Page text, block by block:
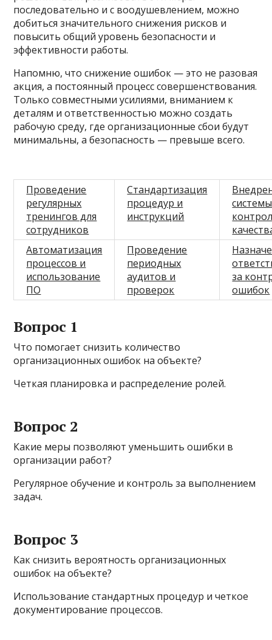
последовательно и с воодушевлением, можно
добиться значительного снижения рисков и
повысить общий уровень безопасности и
эффективности работы.
Напомню, что снижение ошибок — это не разовая
акция, а постоянный процесс совершенствования.
Только совместными усилиями, вниманием к
деталям и ответственностью можно создать
рабочую среду, где организационные сбои будут
минимальны, а безопасность — превыше всего.
Проведение
регулярных
тренингов для
сотрудников
Стандартизация
процедур и
инструкций
системы
Автоматизация
процессов и
использование
ПО
Проведение
периодных
аудитов и
проверок
за
ошибок
Вопрос 1
Что помогает снизить количество
организационных ошибок на объекте?
Четкая планировка и распределение ролей.
Вопрос 2
Какие меры позволяют уменьшить ошибки в
организации работ?
Регулярное обучение и контроль за выполнением
задач.
Вопрос 3
Как снизить вероятность организационных
ошибок на объекте?
Использование стандартных процедур и четкое
документирование процессов.